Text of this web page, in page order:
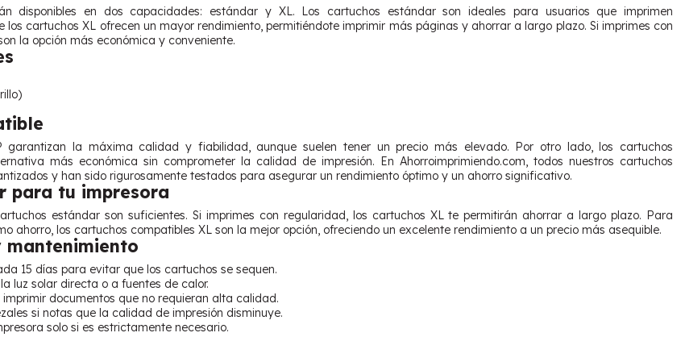
disponibles en dos capacidades: estándar y XL. Los cartuchos estándar son ideales para usuarios que imprimen
los cartuchos XL ofrecen un mayor rendimiento, permitiéndote imprimir más páginas y ahorrar a largo plazo. Si imprimes con
la opción más económica y conveniente.
garantizan la máxima calidad y fiabilidad, aunque suelen tener un precio más elevado. Por otro lado, los cartuchos
más económica sin comprometer la calidad de impresión. En Ahorroimprimiendo.com, todos nuestros cartuchos
y han sido rigurosamente testados para asegurar un rendimiento óptimo y un ahorro significativo.
para tu impresora
estándar son suficientes. Si imprimes con regularidad, los cartuchos XL te permitirán ahorrar a largo plazo. Para
ahorro, los cartuchos compatibles XL son la mejor opción, ofreciendo un excelente rendimiento a un precio más asequible.
mantenimiento
15 días para evitar que los cartuchos se sequen.
luz solar directa o a fuentes de calor.
documentos que no requieran alta calidad.
si notas que la calidad de impresión disminuye.
solo si es estrictamente necesario.